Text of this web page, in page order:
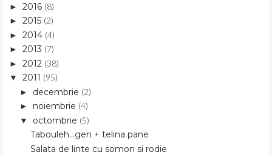
► 2016 (8)
► 2015 (2)
► 2014 (4)
► 2013 (7)
► 2012 (38)
▼ 2011 (95)
► decembrie (2)
► noiembrie (4)
▼ octombrie (5)
Tabouleh...gen + telina pane
Salata de linte cu somon si rodie